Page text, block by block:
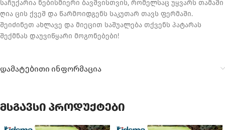
საჩუქარია ნებისმიერი ბავშვისთვის, რომელსაც უყვარს თამაში
ღია ცის ქვეშ და წარმოიდგენს საკუთარ თავს ფერმაში.
შეიძინეთ ახლავე და მიეცით საშუალება თქვენს პატარას
შექმნას დაუვიწყარი მოგონებები!
დამატებითი ინფორმაცია
მსგავსი პროდუქტები